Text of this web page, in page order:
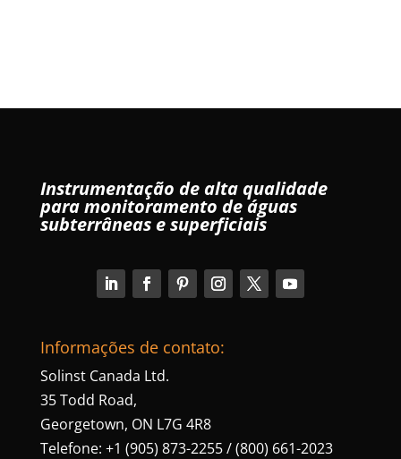
Instrumentação de alta qualidade
para monitoramento de águas
subterrâneas e superficiais
Informações de contato:
Solinst Canada Ltd.
35 Todd Road,
Georgetown, ON L7G 4R8
Telefone: +1 (905) 873-2255 / (800) 661-2023